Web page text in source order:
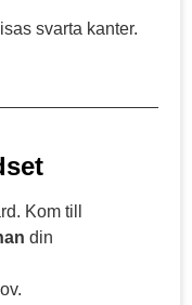
svarta kanter.
Kom till
din